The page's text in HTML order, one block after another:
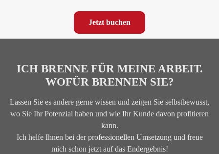
Jetzt buchen
ICH BRENNE FÜR MEINE ARBEIT.
WOFÜR BRENNEN SIE?
Lassen Sie es andere gerne wissen und zeigen Sie selbstbewusst,
wo Sie Ihr Potenzial haben und wie Ihr Kunde davon profitieren
kann.
Ich helfe Ihnen bei der professionellen Umsetzung und freue
mich schon jetzt auf das Endergebnis!